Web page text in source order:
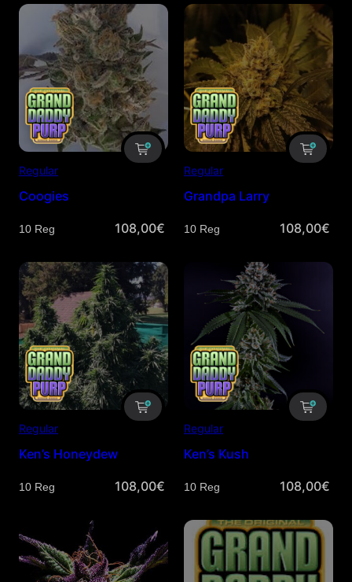
Regular
Coogies
Cantidad 108,00€
Regular
Grandpa Larry
Cantidad 108,00€
Regular
Ken’s Honeydew
Cantidad 108,00€
Regular
Ken’s Kush
Cantidad 108,00€